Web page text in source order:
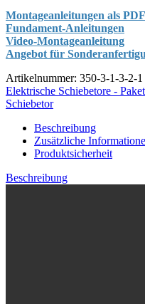
Montageanleitungen als PDF
Fundament-Anleitungen
Video-Montageanleitung
Angebot für
Artikelnummer: 350-3-1-3-2-1
Elektrische Schiebetore -
Schiebetor
Beschreibung
Zusätzliche
Produktsicherheit
Beschreibung